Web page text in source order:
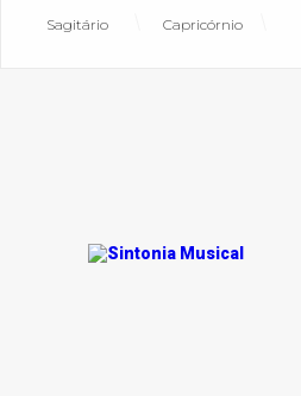
Sagitário Capricórnio